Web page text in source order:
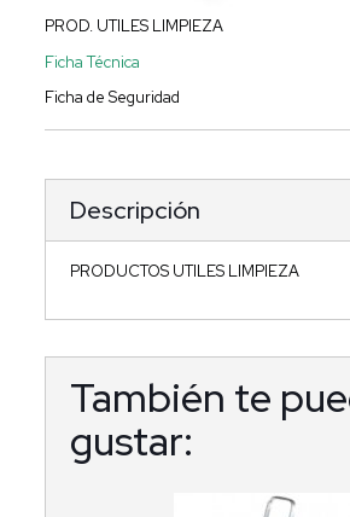
PROD. UTILES LIMPIEZA
Ficha Técnica
Ficha de Seguridad
Descripción
PRODUCTOS UTILES LIMPIEZA
También te
gustar: